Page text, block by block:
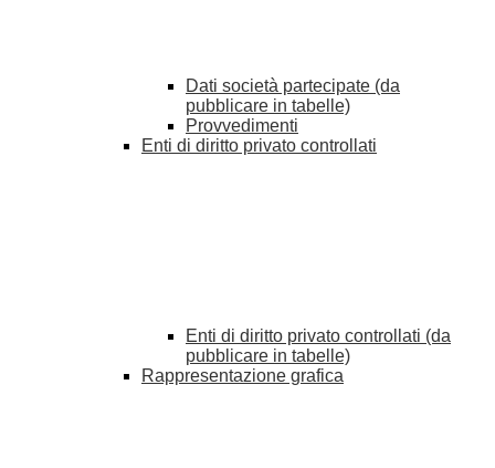
Dati società partecipate (da
pubblicare in tabelle)
Provvedimenti
Enti di diritto privato controllati
Enti di diritto privato controllati (da
pubblicare in tabelle)
Rappresentazione grafica